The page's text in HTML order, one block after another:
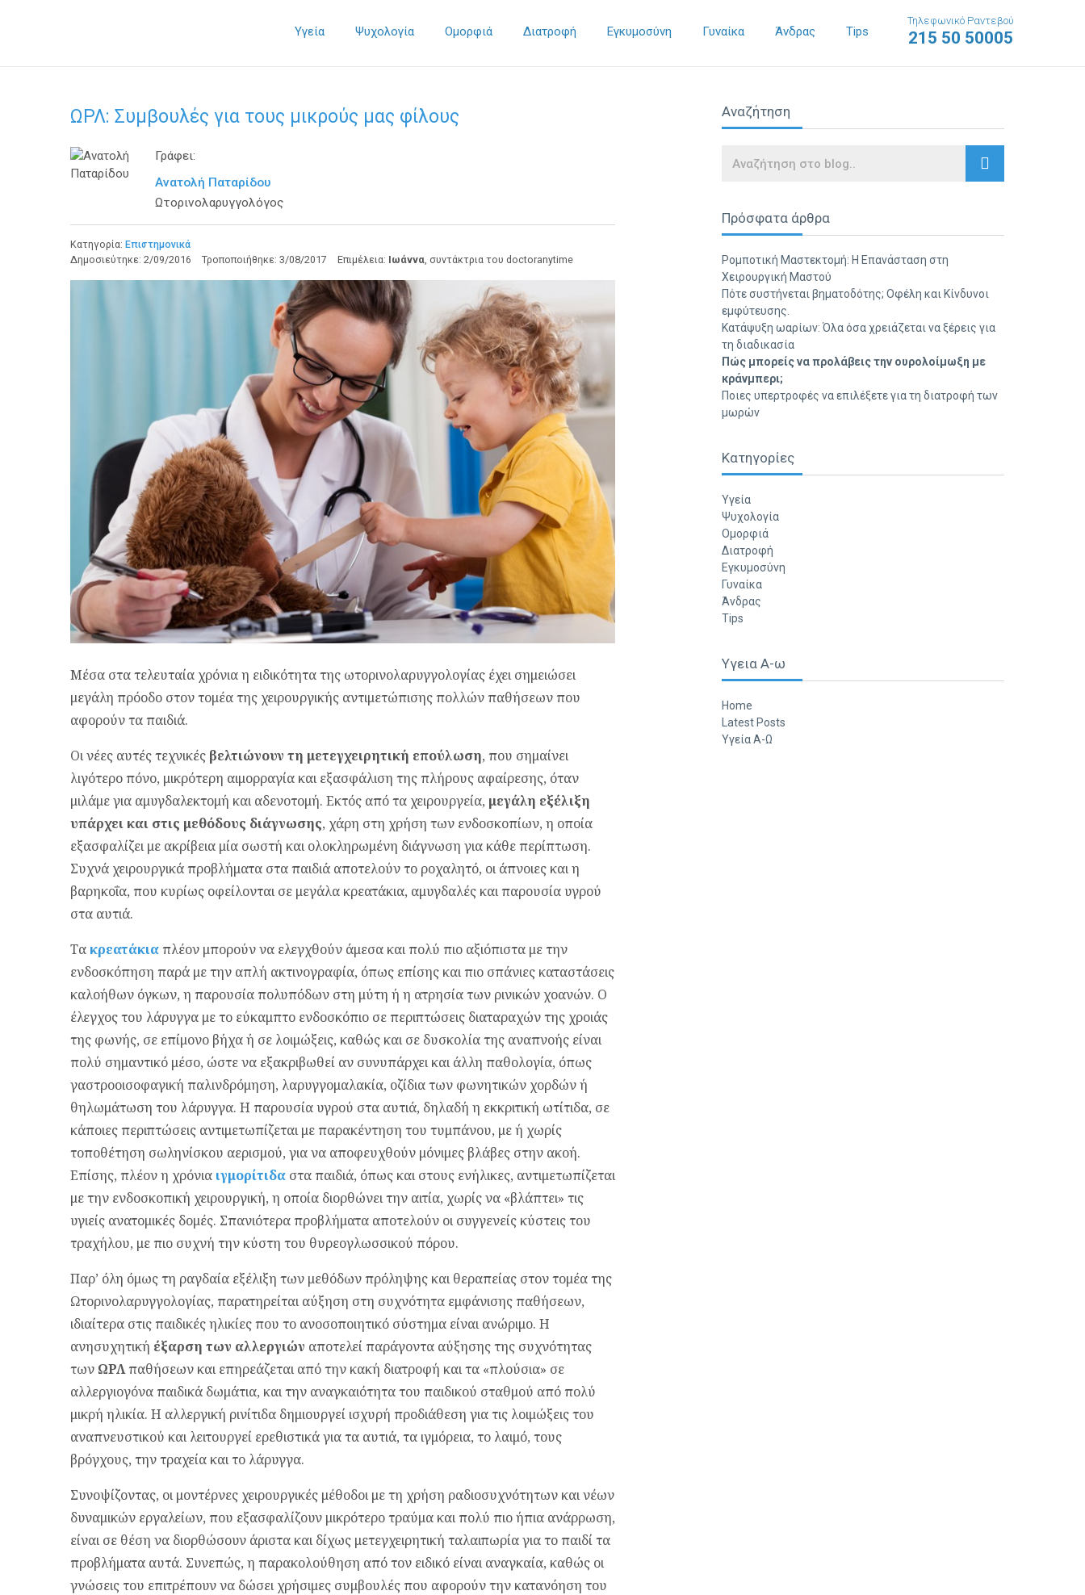
Υγεία Ψυχολογία Ομορφιά Διατροφή Εγκυμοσύνη Γυναίκα Άνδρας Tips
Τηλεφωνικό Ραντεβού
215 50 50005
ΩΡΛ: Συμβουλές για τους μικρούς μας φίλους
Γράφει:
Ανατολή Παταρίδου
Ωτορινολαρυγγολόγος
Κατηγορία: Επιστημονικά
Δημοσιεύτηκε: 2/09/2016 Τροποποιήθηκε: 3/08/2017 Επιμέλεια: Ιωάννα, συντάκτρια του doctoranytime
Μέσα στα τελευταία χρόνια η ειδικότητα της ωτορι­νολαρυγγολογίας έχει σημειώσει
μεγάλη πρόοδο στον τομέα της χειρουργικής αντιμετώπισης πολλών παθήσεων που
αφορούν τα παιδιά.
Οι νέες αυτές τεχνικές βελτιώνουν τη μετεγχειρητική επούλωση, που σημαίνει
λιγότερο πόνο, μικρότερη αιμορραγία και εξα­σφάλιση της πλήρους αφαίρεσης, όταν
μιλάμε για αμυγδα­λεκτομή και αδενοτομή. Εκτός από τα χειρουργεία, μεγάλη εξέλιξη
υπάρχει και στις μεθόδους διάγνωσης, χάρη στη χρήση των ενδοσκοπίων, η οποία
εξασφαλίζει με ακρίβεια μία σωστή και ολοκληρωμένη διάγνωση για κάθε περίπτωση.
Συχνά χειρουργικά προβλήματα στα παιδιά αποτελούν το ροχαλητό, οι άπνοιες και η
βαρηκοΐα, που κυρίως οφείλονται σε μεγάλα κρεατάκια, αμυγδαλές και παρουσία υγρού
στα αυτιά.
Τα κρεατάκιαπλέον μπορούν να ελεγχθούν άμεσα και πολύ πιο αξιόπιστα με την
ενδοσκόπηση παρά με την απλή ακτινογραφία, όπως επίσης και πιο σπάνιες καταστάσεις
καλοήθων όγκων, η παρουσία πολυπόδων στη μύτη ή η ατρησία των ρινικών χοανών. Ο
έλεγχος του λάρυγγα με το εύκαμπτο ενδοσκόπιο σε περιπτώσεις διαταραχών της χροιάς
της φωνής, σε επίμονο βήχα ή σε λοιμώξεις, καθώς και σε δυσκολία της αναπνοής είναι
πολύ σημαντικό μέσο, ώστε να εξακριβωθεί αν συνυπάρχει και άλλη παθολογία, όπως
γαστροοισοφαγική παλινδρόμηση, λαρυγγομαλακία, οζίδια των φωνητικών χορδών ή
θηλωμάτωση του λάρυγγα. Η παρουσία υγρού στα αυτιά, δηλαδή η εκκριτική ωτίτιδα, σε
κάποιες περιπτώσεις αντιμετωπίζεται με παρακέντηση του τυμπάνου, με ή χωρίς
τοποθέτηση σωληνίσκου αερισμού, για να αποφευχθούν μόνιμες βλάβες στην ακοή.
Επίσης, πλέον η χρόνια ιγμορίτιδα στα παιδιά, όπως και στους ενήλικες, αντιμε­τωπίζεται
με την ενδοσκοπική χειρουργική, η οποία διορθώνει την αιτία, χωρίς να «βλάπτει» τις
υγιείς ανατομικές δομές. Σπα­νιότερα προβλήματα αποτελούν οι συγγενείς κύστεις του
τρα­χήλου, με πιο συχνή την κύστη του θυρεογλωσσικού πόρου.
Παρ’ όλη όμως τη ραγδαία εξέλιξη των μεθόδων πρόληψης και θεραπείας στον τομέα της
Ωτορινολαρυγγολογίας, παρατηρείται αύξηση στη συχνότητα εμφάνισης παθήσεων,
ιδιαίτερα στις παιδικές ηλικίες που το ανοσοποιητικό σύστημα είναι ανώριμο. Η
ανησυχητική έξαρση των αλλεργιών αποτελεί παράγοντα αύξησης της συχνότητας
των ΩΡΛπαθήσεων και επηρεάζεται από την κακή διατροφή και τα «πλούσια» σε
αλλεργιογόνα παιδικά δωμάτια, και την αναγκαιότητα του παιδικού σταθμού από πολύ
μικρή ηλικία. Η αλλεργική ρινίτιδα δημιουργεί ισχυρή προδιάθεση για τις λοιμώξεις του
αναπνευστικού και λειτουργεί ερεθιστικά για τα αυτιά, τα ιγμόρεια, το λαιμό, τους
βρόγχους, την τραχεία και το λάρυγγα.
Συνοψίζοντας, οι μοντέρνες χειρουργικές μέθοδοι με τη χρήση ραδιοσυχνότητων και νέων
δυναμικών εργαλείων, που εξασφα­λίζουν μικρότερο τραύμα και πολύ πιο ήπια ανάρρωση,
είναι σε θέση να διορθώσουν άριστα και δίχως μετεγχειρητική ταλαιπωρία για το παιδί τα
προβλήματα αυτά. Συνεπώς, η παρακολούθηση από τον ειδικό είναι αναγκαία, καθώς οι
γνώσεις του επιτρέπουν να δώσει χρήσιμες συμβουλές που αφορούν την κατανόηση του
Αναζήτηση
Search
Πρόσφατα άρθρα
Ρομποτική Μαστεκτομή: Η Επανάσταση στη
Χειρουργική Μαστού
Πότε συστήνεται βηματοδότης; Οφέλη και Κίνδυνοι
εμφύτευσης.
Κατάψυξη ωαρίων: Όλα όσα χρειάζεται να ξέρεις για
τη διαδικασία
Πώς μπορείς να προλάβεις την ουρολοίμωξη με
κράνμπερι;
Ποιες υπερτροφές να επιλέξετε για τη διατροφή των
μωρών
Κατηγορίες
Υγεία
Ψυχολογία
Ομορφιά
Διατροφή
Εγκυμοσύνη
Γυναίκα
Άνδρας
Tips
Υγεια Α-ω
Home
Latest Posts
Υγεία Α-Ω